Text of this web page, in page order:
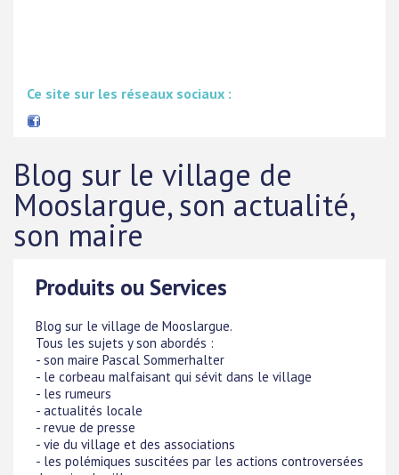
Ce site sur les réseaux sociaux :
Blog sur le village de
Mooslargue, son actualité,
son maire
Produits ou Services
Blog sur le village de Mooslargue.
Tous les sujets y son abordés :
- son maire Pascal Sommerhalter
- le corbeau malfaisant qui sévit dans le village
- les rumeurs
- actualités locale
- revue de presse
- vie du village et des associations
- les polémiques suscitées par les actions controversées